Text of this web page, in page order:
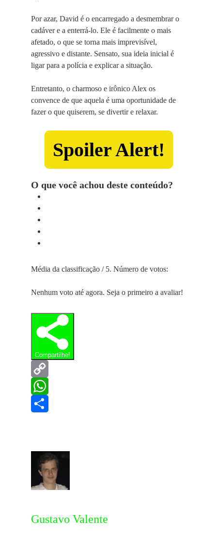
Por azar, David é o encarregado a desmembrar o
cadáver e a enterrá-lo. Ele é facilmente o mais
afetado, o que se torna mais imprevisível,
agressivo e distante. Sensato, sua ideia inicial é
ligar para a polícia e explicar a situação.
Entretanto, o charmoso e irônico Alex os
convence de que aquela é uma oportunidade de
fazer o que quiserem, se divertir e relaxar.
Spoiler Alert!
O que você achou deste conteúdo?
Média da classificação / 5. Número de votos:
Nenhum voto até agora. Seja o primeiro a avaliar!
Compartilhe!
Copy
Link
WhatsApp
Gustavo Valente